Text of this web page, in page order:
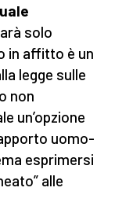
solo
in affitto è un
legge sulle
non
un’opzione
uomo-
esprimersi
alle